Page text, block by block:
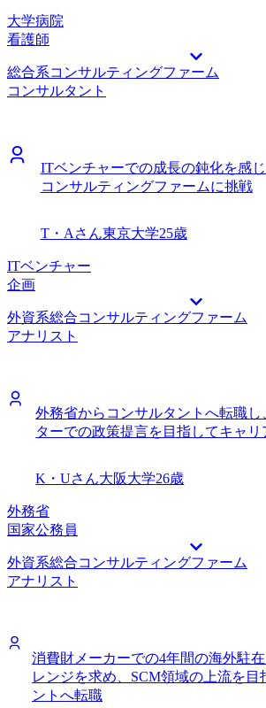
大学病院
看護師
総合系コンサルティングファーム
コンサルタント
ITベンチャーでの成長の鈍化を感
コンサルティングファームに挑戦
T・Aさん東京大学25歳
ITベンチャー
企画
外資系総合コンサルティングファーム
アナリスト
外務省からコンサルタントへ転職し
ターでの政策提言を目指してキャリ
K・Uさん大阪大学26歳
外務省
国家公務員
外資系総合コンサルティングファーム
アナリスト
消費財メーカーでの4年間の海外駐
レンジを求め、SCM領域の上流を目
ントへ転職